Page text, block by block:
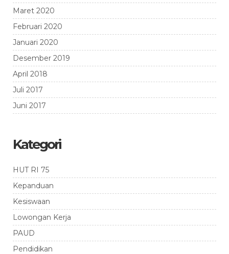
Maret 2020
Februari 2020
Januari 2020
Desember 2019
April 2018
Juli 2017
Juni 2017
Kategori
HUT RI 75
Kepanduan
Kesiswaan
Lowongan Kerja
PAUD
Pendidikan